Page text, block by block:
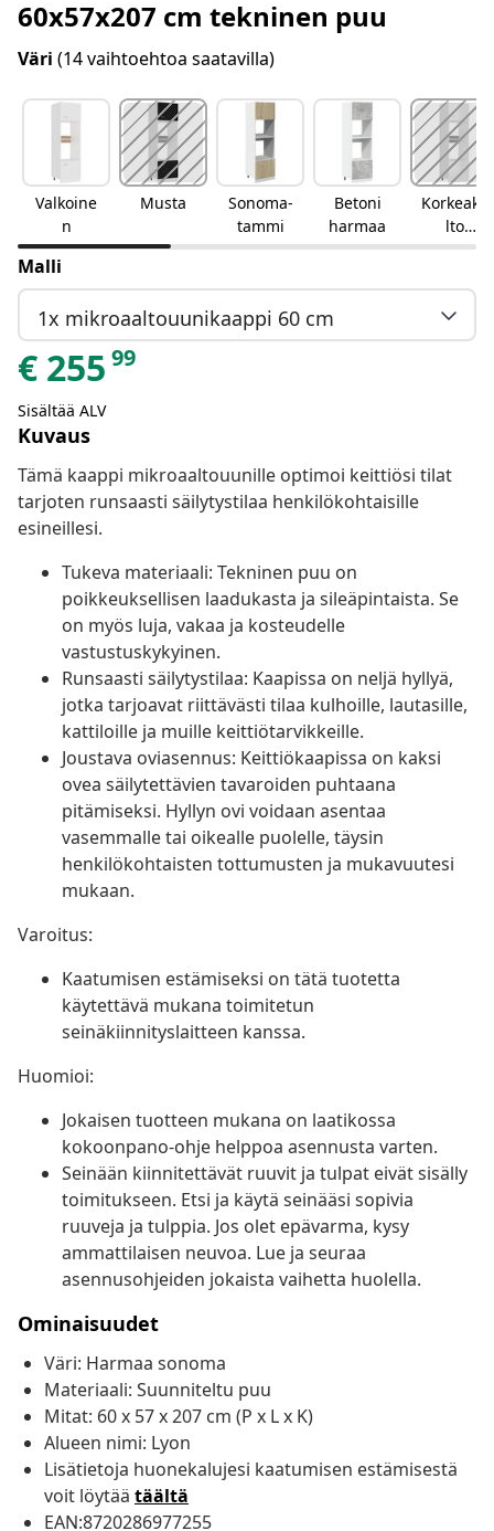
60x57x207 cm tekninen puu
Väri (14 vaihtoehtoa saatavilla)
Valkoine
n
Musta
Sonoma-
tammi
Betoni
harmaa
Korkeakii
lto
valkoinen
Malli
1x mikroaaltouunikaappi 60 cm
€ 255 99
Sisältää ALV
Kuvaus
Tämä kaappi mikroaaltouunille optimoi keittiösi tilat
tarjoten runsaasti säilytystilaa henkilökohtaisille
esineillesi.
Tukeva materiaali: Tekninen puu on
poikkeuksellisen laadukasta ja sileäpintaista. Se
on myös luja, vakaa ja kosteudelle
vastustuskykyinen.
Runsaasti säilytystilaa: Kaapissa on neljä hyllyä,
jotka tarjoavat riittävästi tilaa kulhoille, lautasille,
kattiloille ja muille keittiötarvikkeille.
Joustava oviasennus: Keittiökaapissa on kaksi
ovea säilytettävien tavaroiden puhtaana
pitämiseksi. Hyllyn ovi voidaan asentaa
vasemmalle tai oikealle puolelle, täysin
henkilökohtaisten tottumusten ja mukavuutesi
mukaan.
Varoitus:
Kaatumisen estämiseksi on tätä tuotetta
käytettävä mukana toimitetun
seinäkiinnityslaitteen kanssa.
Huomioi:
Jokaisen tuotteen mukana on laatikossa
kokoonpano-ohje helppoa asennusta varten.
Seinään kiinnitettävät ruuvit ja tulpat eivät sisälly
toimitukseen. Etsi ja käytä seinääsi sopivia
ruuveja ja tulppia. Jos olet epävarma, kysy
ammattilaisen neuvoa. Lue ja seuraa
asennusohjeiden jokaista vaihetta huolella.
Ominaisuudet
Väri: Harmaa sonoma
Materiaali: Suunniteltu puu
Mitat: 60 x 57 x 207 cm (P x L x K)
Alueen nimi: Lyon
Lisätietoja huonekalujesi kaatumisen estämisestä
voit löytää täältä
EAN:8720286977255